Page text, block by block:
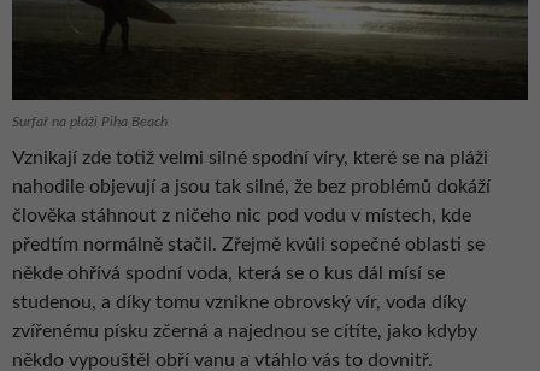
Surfař na pláži Piha Beach
Vznikají zde totiž velmi silné spodní víry, které se na pláži
nahodile objevují a jsou tak silné, že bez problémů dokáží
člověka stáhnout z ničeho nic pod vodu v místech, kde
předtím normálně stačil. Zřejmě kvůli sopečné oblasti se
někde ohřívá spodní voda, která se o kus dál mísí se
studenou, a díky tomu vznikne obrovský vír, voda díky
zvířenému písku zčerná a najednou se cítíte, jako kdyby
někdo vypouštěl obří vanu a vtáhlo vás to dovnitř.